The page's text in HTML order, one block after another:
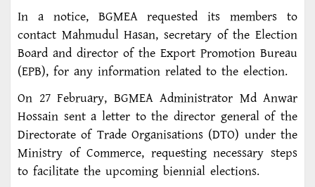
In a notice, BGMEA requested its members to
contact Mahmudul Hasan, secretary of the Election
Board and director of the Export Promotion Bureau
(EPB), for any information related to the election.
On 27 February, BGMEA Administrator Md Anwar
Hossain sent a letter to the director general of the
Directorate of Trade Organisations (DTO) under the
Ministry of Commerce, requesting necessary steps
to facilitate the upcoming biennial elections.